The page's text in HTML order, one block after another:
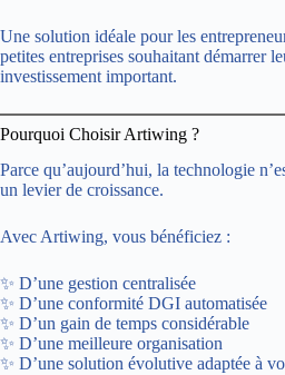
Une solution idéale pour les
petites entreprises souhaitant démarrer
investissement important.
Pourquoi Choisir Artiwing ?
Parce qu’aujourd’hui, la technologie
un levier de croissance.
Avec Artiwing, vous bénéficiez :
✨ D’une gestion centralisée
✨ D’une conformité DGI automatisée
✨ D’un gain de temps considérable
✨ D’une meilleure organisation
✨ D’une solution évolutive adaptée à